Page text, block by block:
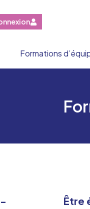
Formations
Être